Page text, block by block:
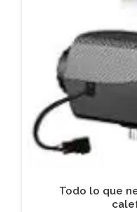
Todo lo que